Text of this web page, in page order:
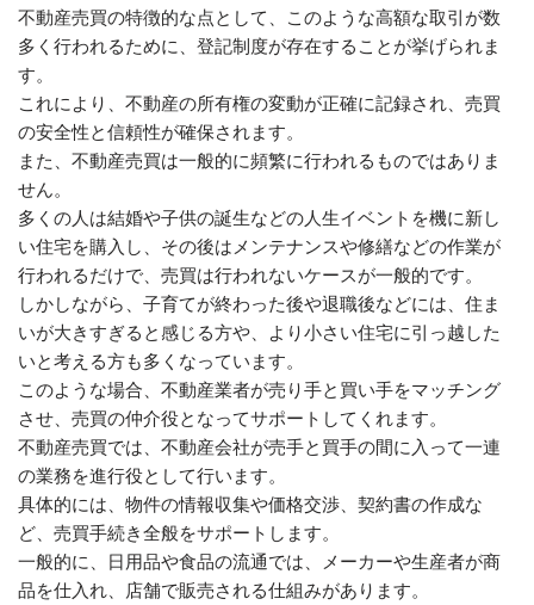
不動産売買の特徴的な点として、このような高額な取引が数
多く行われるために、登記制度が存在することが挙げられま
す。
これにより、不動産の所有権の変動が正確に記録され、売買
の安全性と信頼性が確保されます。
また、不動産売買は一般的に頻繁に行われるものではありま
せん。
多くの人は結婚や子供の誕生などの人生イベントを機に新し
い住宅を購入し、その後はメンテナンスや修繕などの作業が
行われるだけで、売買は行われないケースが一般的です。
しかしながら、子育てが終わった後や退職後などには、住ま
いが大きすぎると感じる方や、より小さい住宅に引っ越した
いと考える方も多くなっています。
このような場合、不動産業者が売り手と買い手をマッチング
させ、売買の仲介役となってサポートしてくれます。
不動産売買では、不動産会社が売手と買手の間に入って一連
の業務を進行役として行います。
具体的には、物件の情報収集や価格交渉、契約書の作成な
ど、売買手続き全般をサポートします。
一般的に、日用品や食品の流通では、メーカーや生産者が商
品を仕入れ、店舗で販売される仕組みがあります。